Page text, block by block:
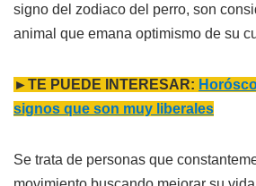
signo del zodiaco del perro, son
animal que emana optimismo de su
►TE PUEDE INTERESAR:
signos que son muy liberales
Se trata de personas que